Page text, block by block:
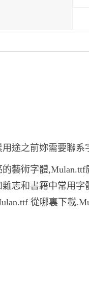
途之前妳需要聯系
藝術字體
志和書籍中常用
從哪裏下載